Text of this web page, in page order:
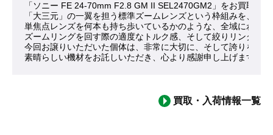
「ソニー FE 24-70mm F2.8 GM II SEL2470GM2」をお買取り
「大三元」の一翼を担う標準ズームレンズという枠組みを、
単焦点レンズを何本も持ち歩いているかのような、全域にわた
ズームリングを回す際の適度なトルク感、そして絞りリングが
今回お譲りいただいた個体は、非常に大切に、そして誇りを持
素晴らしい機材をお託しいただき、心より感謝申し上げます。
買取・入荷情報一覧